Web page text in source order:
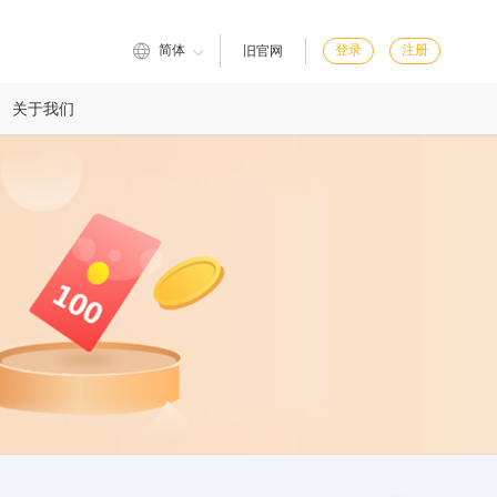
简体 旧官网 登录 注册
关于我们